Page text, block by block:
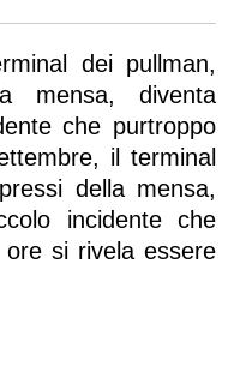
dei pullman,
mensa, diventa
che purtroppo
il terminal
della mensa,
incidente che
si rivela essere